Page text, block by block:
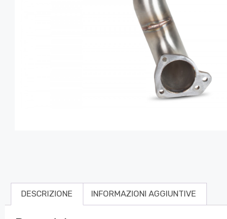
DESCRIZIONE INFORMAZIONI AGGIUNTIVE